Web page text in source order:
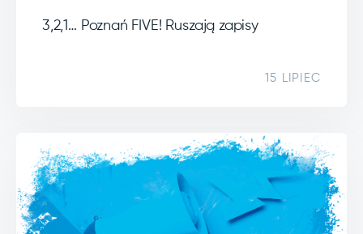
3,2,1… Poznań FIVE! Ruszają zapisy
15 LIPIEC